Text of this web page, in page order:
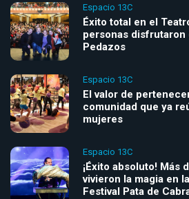
Espacio 13C
Éxito total en el
personas
Pedazos
Espacio 13C
El valor de
comunidad que ya
mujeres
Espacio 13C
¡Éxito absoluto! Más
vivieron la magia en
Festival Pata de